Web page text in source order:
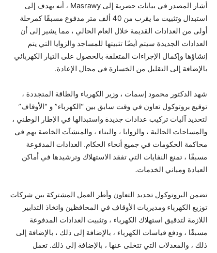
أشار المصدر في بيانات حصرية إلى Masrawy ، أنه يهدف إلى
استبدال وتثبيت ما يقرب من 40 ألف متر مدفوع مسبقًا كمرحلة
أولى من العدادات القديمة خلال العام الحالي ، مما يشير إلى أن
العدادات الجديدة سيتم أيضًا تثبيتها للمساجد والزوايا التي يتم
إنشاؤها وإكمال الإجراءات المتعلقة بالحصول على التيار الكهربائي
بالإضافة إلى التقليل من الخسارة في مجال الإعادة.
شهد الدكتور محمود إسمات ، وزير الكهرباء والطاقة المتجددة ،
توقيع بروتوكول تعاون في وقت سابق بين “الكهرباء” و “الأوقاف”
لتحديد آليات تركيب عدادات جديدة واستبدالها في الإطار الوطني ،
والمساحات الحالية ، والزوايا ، والبناء ، والمنشآت الخاصة بهم في
محاكمة الحكومات في جميع أنحاء الحكام. العدادات المدفوعة
مسبقًا ، تمنع النفايات التي تفقد الاستهلاك وترشيدها في أماكن
العبادة ومباني الخدمات.
تضمن البروتوكول تحديد التعاون وأطر العمل المشتركة بين شركات
توزيع الكهرباء ومديريات الأوقاف في المحافظين واتخاذ التدابير
اللازمة لتدقيق استهلاك الكهرباء ، وتثبيت العدادات المدفوعة
مسبقًا ، ودفع قياسات الكهرباء ، بالإضافة إلى ذلك ، بالإضافة إلى
ذلك ، والمعدلات التي تتخلى عنها ، بالإضافة إلى ذلك. تعمل